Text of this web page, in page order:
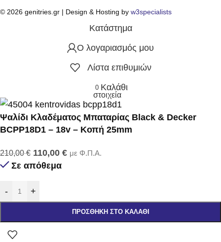
© 2026 genitries.gr | Design & Hosting by w3specialists
Κατάστημα
Ο λογαριασμός μου
Λίστα επιθυμιών
0
στοιχεία
Καλάθι
Ψαλίδι Κλαδέματος Μπαταρίας Black & Decker
BCPP18D1 – 18v – Κοπή 25mm
210,00€ 110,00 € με Φ.Π.Α.
Σε απόθεμα
- +
ΠΡΟΣΘΉΚΗ ΣΤΟ ΚΑΛΆΘΙ